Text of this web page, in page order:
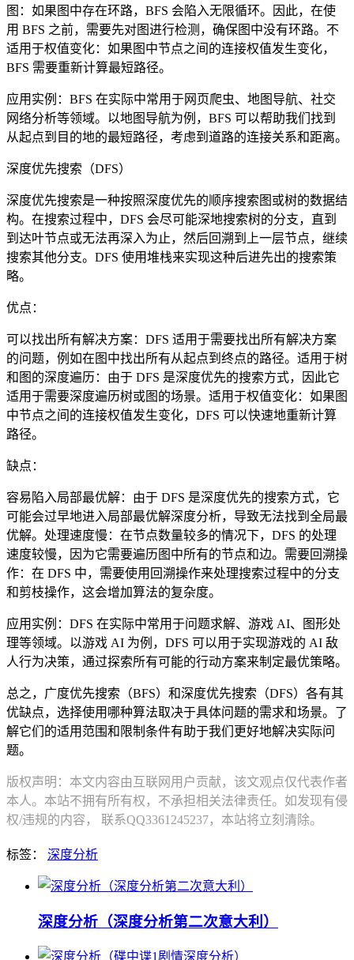
图：如果图中存在环路，BFS 会陷入无限循环。因此，在使
用 BFS 之前，需要先对图进行检测，确保图中没有环路。不
适用于权值变化：如果图中节点之间的连接权值发生变化，
BFS 需要重新计算最短路径。
应用实例：BFS 在实际中常用于网页爬虫、地图导航、社交
网络分析等领域。以地图导航为例，BFS 可以帮助我们找到
从起点到目的地的最短路径，考虑到道路的连接关系和距离。
深度优先搜索（DFS）
深度优先搜索是一种按照深度优先的顺序搜索图或树的数据结
构。在搜索过程中，DFS 会尽可能深地搜索树的分支，直到
到达叶节点或无法再深入为止，然后回溯到上一层节点，继续
搜索其他分支。DFS 使用堆栈来实现这种后进先出的搜索策
略。
优点：
可以找出所有解决方案：DFS 适用于需要找出所有解决方案
的问题，例如在图中找出所有从起点到终点的路径。适用于树
和图的深度遍历：由于 DFS 是深度优先的搜索方式，因此它
适用于需要深度遍历树或图的场景。适用于权值变化：如果图
中节点之间的连接权值发生变化，DFS 可以快速地重新计算
路径。
缺点：
容易陷入局部最优解：由于 DFS 是深度优先的搜索方式，它
可能会过早地进入局部最优解深度分析，导致无法找到全局最
优解。处理速度慢：在节点数量较多的情况下，DFS 的处理
速度较慢，因为它需要遍历图中所有的节点和边。需要回溯操
作：在 DFS 中，需要使用回溯操作来处理搜索过程中的分支
和剪枝操作，这会增加算法的复杂度。
应用实例：DFS 在实际中常用于问题求解、游戏 AI、图形处
理等领域。以游戏 AI 为例，DFS 可以用于实现游戏的 AI 敌
人行为决策，通过探索所有可能的行动方案来制定最优策略。
总之，广度优先搜索（BFS）和深度优先搜索（DFS）各有其
优缺点，选择使用哪种算法取决于具体问题的需求和场景。了
解它们的适用范围和限制条件有助于我们更好地解决实际问
题。
版权声明：本文内容由互联网用户贡献，该文观点仅代表作者
本人。本站不拥有所有权，不承担相关法律责任。如发现有侵
权/违规的内容， 联系QQ3361245237，本站将立刻清除。
标签： 深度分析
深度分析（深度分析第二次意大利）